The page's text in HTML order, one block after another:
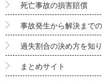
死亡事故の損害賠償
事故発生から解決まで
過失割合の決め方を知
まとめサイト